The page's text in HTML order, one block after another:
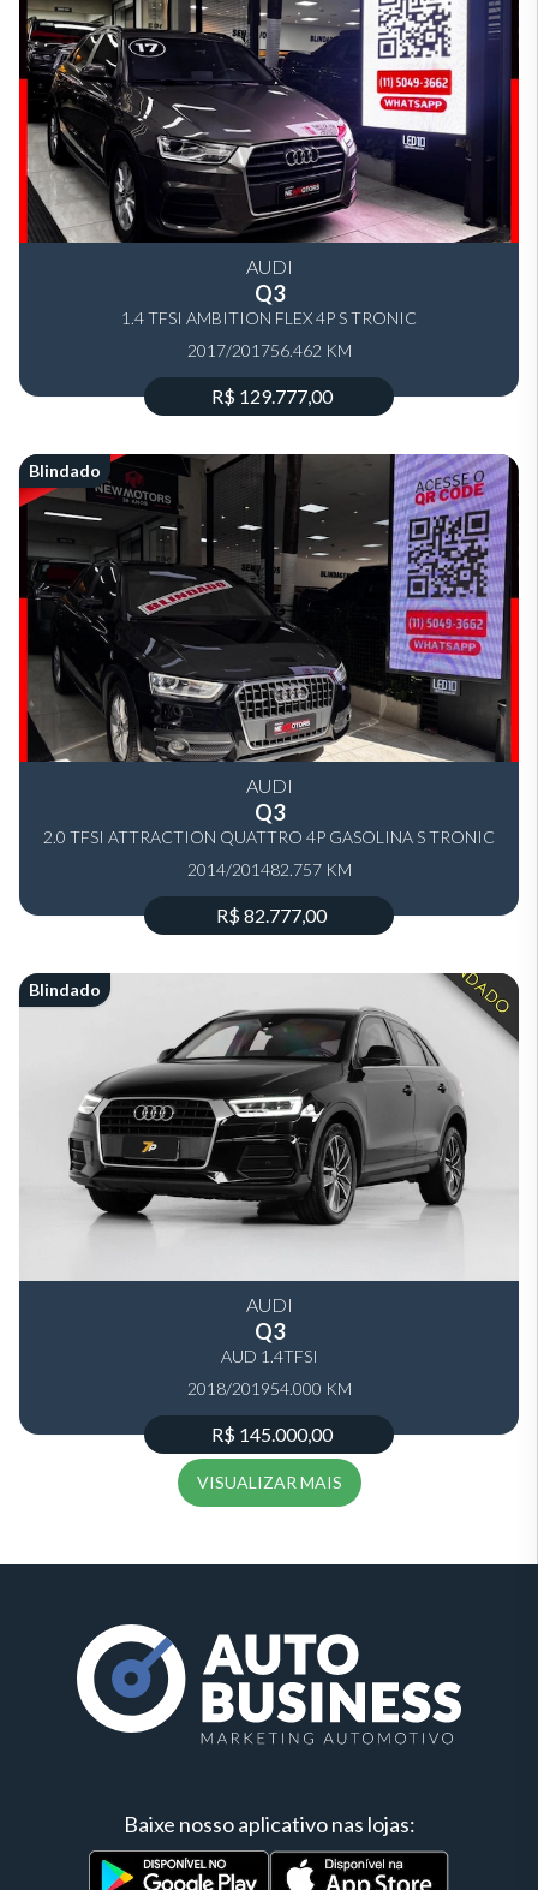
AUDI
Q3
1.4 TFSI AMBITION FLEX 4P S TRONIC
2017/201756.462 KM
R$ 129.777,00
Blindado
AUDI
Q3
2.0 TFSI ATTRACTION QUATTRO 4P GASOLINA S TRONIC
2014/201482.757 KM
R$ 82.777,00
Blindado
AUDI
Q3
AUD 1.4TFSI
2018/201954.000 KM
R$ 145.000,00
VISUALIZAR MAIS
Baixe nosso aplicativo nas lojas: